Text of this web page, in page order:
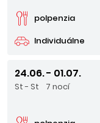
Individuálne
polpenzia
24.06. - 01.07.
St - St 7 nocí